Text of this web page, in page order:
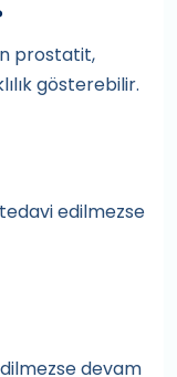
prostatit,
gösterebilir.
edilmezse
devam